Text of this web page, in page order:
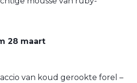
28 maart
van koud gerookte forel –